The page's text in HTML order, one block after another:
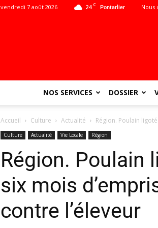
24 C Pontarlier
vendredi 7 août 2026 Nous
NOS SERVICES DOSSIER
Accueil Culture Actualité Région. Poulain
Culture Actualité Vie Locale Région
Région. Poulain
six mois
contre l’éleveur